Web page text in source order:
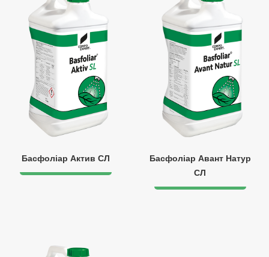
Басфоліар Актив СЛ
Басфоліар Авант Натур
СЛ